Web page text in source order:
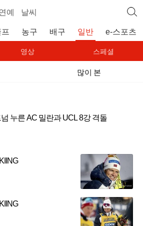
예 날씨
농구 배구 일반 e-스포츠
영상 스페셜
많이 본
누른 AC 밀란과 UCL 8강 격돌